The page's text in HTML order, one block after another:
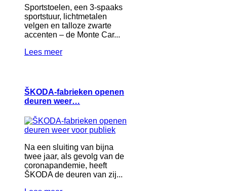
Sportstoelen, een 3-spaaks
sportstuur, lichtmetalen
velgen en talloze zwarte
accenten – de Monte Car...
Lees meer
ŠKODA-fabrieken openen
deuren weer…
Na een sluiting van bijna
twee jaar, als gevolg van de
coronapandemie, heeft
ŠKODA de deuren van zij...